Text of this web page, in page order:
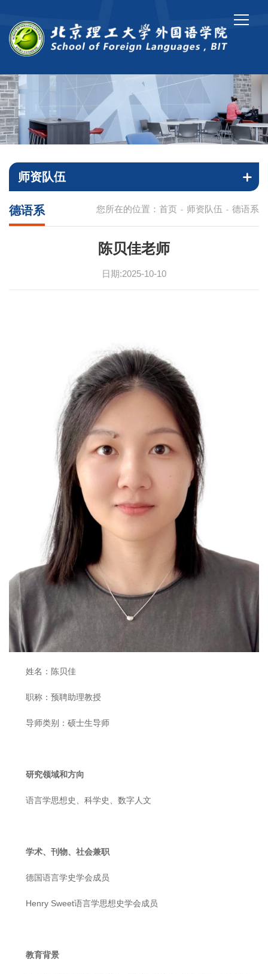
师资队伍
您所在的位置： 首页 - 师资队伍 - 德语系
德语系
陈贝佳老师
日期:2025-10-10
姓名：陈贝佳
职称：预聘助理教授
导师类别：硕士生导师
研究领域和方向
语言学思想史、科学史、数字人文
学术、刊物、社会兼职
德国语言学史学会成员
Henry Sweet语言学思想史学会成员
教育背景